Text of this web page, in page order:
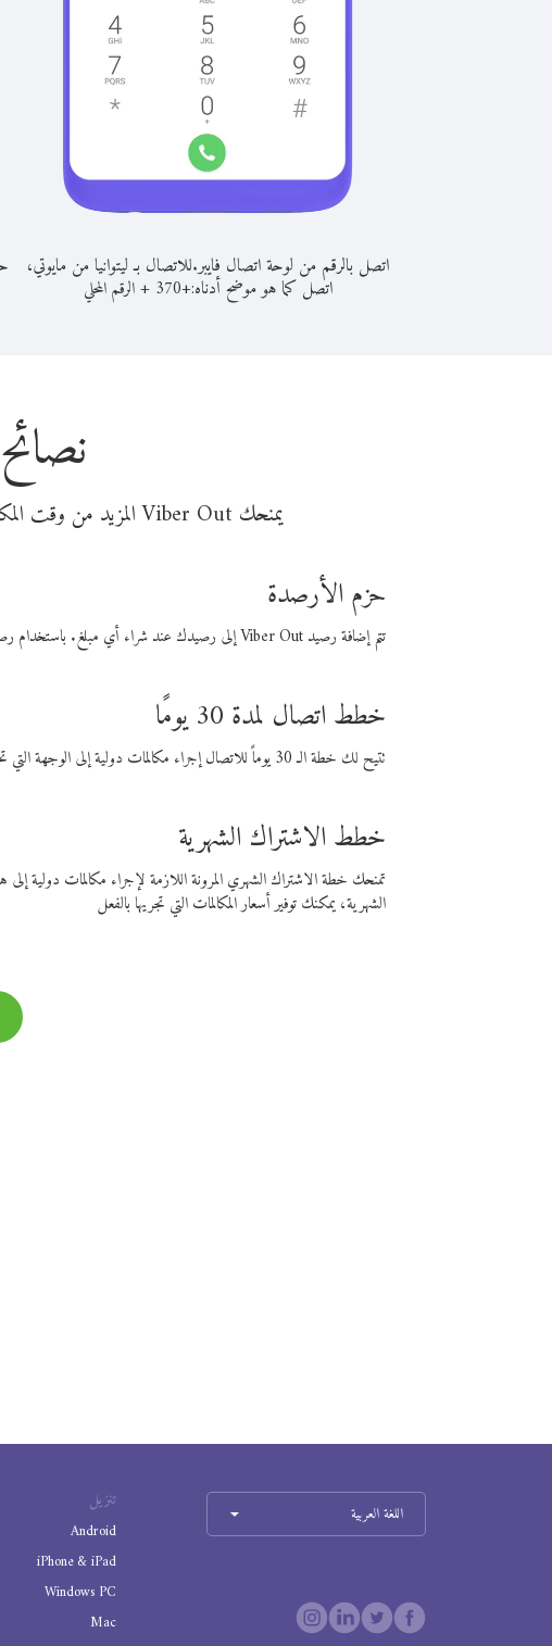
اتصل بالرقم من لوحة اتصال فايبر.للاتصال بـ ليتوانيا من مايوتي،
اتصل كما هو موضح أدناه:+
370
+الرقم المحلي
يمنحك Viber Out المزيد من وقت المكالمة مقابل تكلفة أقل من المال. اختر من أحد خيارات الاتصال المرنة ذات السعر المنخفض:
حزم الأرصدة
تتم إضافة رصيد Viber Out إلى رصيدك عند شراء أي مبلغ. باستخدام رصيدك، يمكنك إجراء مكالمات إلى أي رقم في العالم بأسعار فايبر المنخفضة.
خطط اتصال لمدة 30 يومًا
تتيح لك خطة الـ 30 يوماً للاتصال إجراء مكالمات دولية إلى الوجهة التي تختارها لمدة 30 يوماً بأسعار فايبر المنخفضة.
خطط الاشتراك الشهرية
تمنحك خطة الاشتراك الشهري المرونة اللازمة لإجراء مكالمات
الشهرية، يمكنك توفير أسعار المكالمات التي تجريها بالفعل
تنزيل
Android
iPhone & iPad
Windows PC
Mac
اللغة العربية